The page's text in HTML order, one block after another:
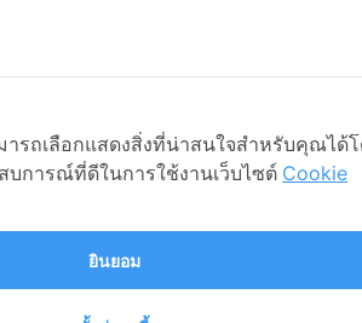
วิธีการชำระเงิน
ารถเลือกแสดงสิ่งที่น่าสนใจสำหรับคุณได้
บการณ์ที่ดีในการใช้งานเว็บไซต์ Cookie
ยินยอม